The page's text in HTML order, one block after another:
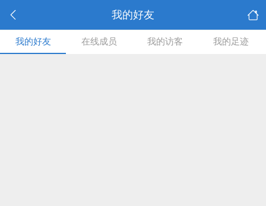
我的好友
我的好友 在线成员 我的访客 我的足迹